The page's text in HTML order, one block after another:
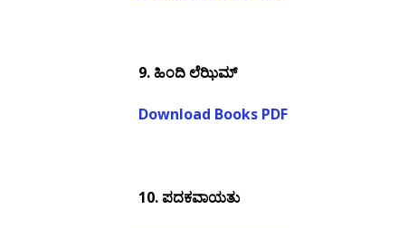
9.ಹಿಂದಿ ಲೆಝಿಮ್
Download Books PDF
10. ಪದಕವಾಯತು